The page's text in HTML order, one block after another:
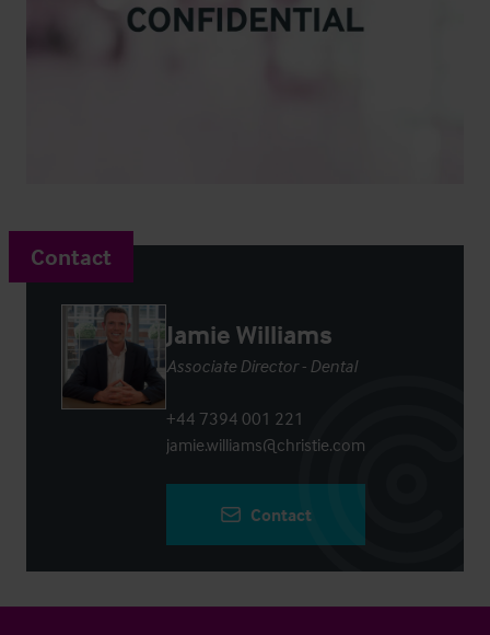
Contact
Jamie Williams
Associate Director - Dental
+44 7394 001 221
jamie.williams@christie.com
Contact